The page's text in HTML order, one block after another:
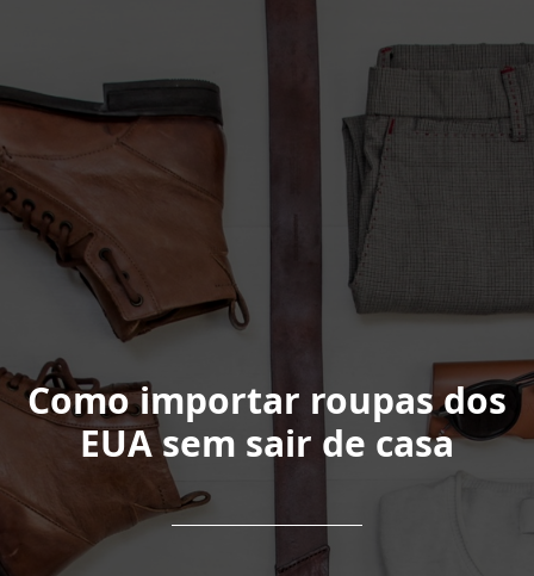
Como importar roupas dos
EUA sem sair de casa